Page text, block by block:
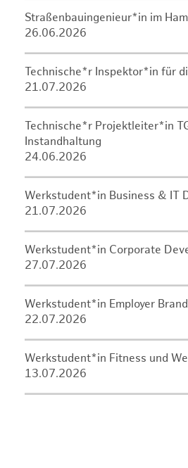
Straßenbauingenieur*in im
26.06.2026
Technische*r Inspektor*in für
21.07.2026
Technische*r Projektleiter*in
Instandhaltung
24.06.2026
Werkstudent*in Business & IT
21.07.2026
Werkstudent*in Corporate
27.07.2026
Werkstudent*in Employer
22.07.2026
Werkstudent*in Fitness und
13.07.2026